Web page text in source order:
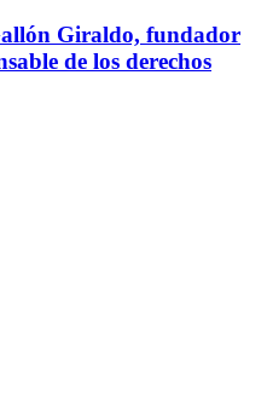
Giraldo, fundador
de los derechos